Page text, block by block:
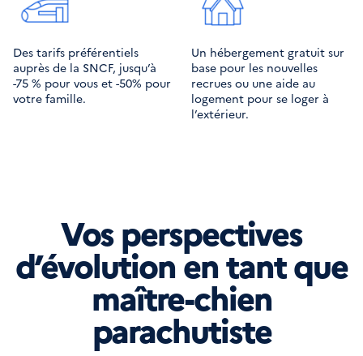
Des tarifs préférentiels
auprès de la SNCF, jusqu’à
-75 % pour vous et -50% pour
votre famille.
Un hébergement gratuit sur
base pour les nouvelles
recrues ou une aide au
logement pour se loger à
l’extérieur.
Vos perspectives
d’évolution en tant que
maître-chien
parachutiste